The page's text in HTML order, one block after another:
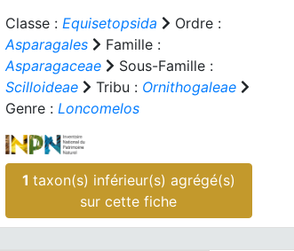
Classe : Equisetopsida
Ordre :
Asparagales
Famille :
Asparagaceae
Sous-Famille :
Scilloideae
Tribu : Ornithogaleae
Genre : Loncomelos
1 taxon(s) inférieur(s) agrégé(s)
sur cette fiche